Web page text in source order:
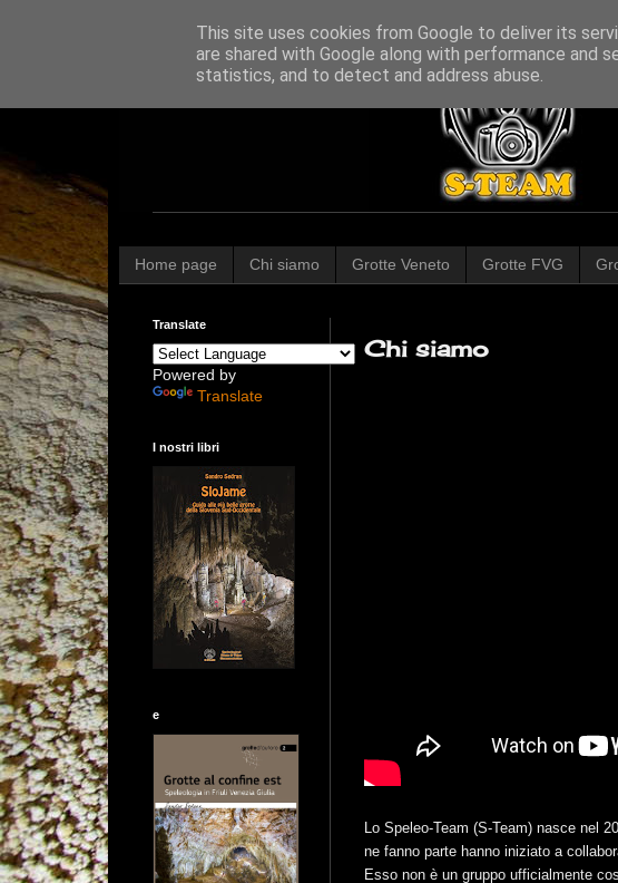
Home page Chi siamo Grotte Veneto Grotte FVG
Chi siamo
Lo Speleo-Team (S-Team) nasce nel
ne fanno parte hanno iniziato a
Esso non è un gruppo ufficialmente
Translate
Powered by
Translate
I nostri libri
e
This site uses cookies from Google to deliver its
are shared with Google along with performance and
statistics, and to detect and address abuse.